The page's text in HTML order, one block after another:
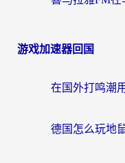
游戏加速器回国